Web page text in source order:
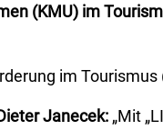
(KMU) im
im Tourismus
Janecek: „Mit